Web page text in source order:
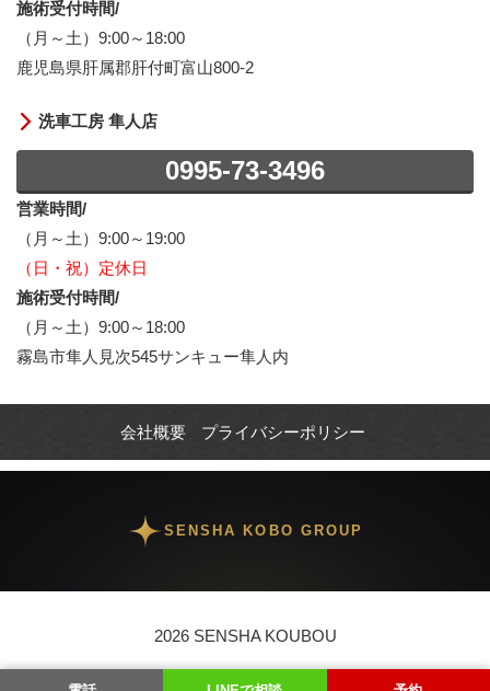
施術受付時間/
（月～土）9:00～18:00
鹿児島県肝属郡肝付町富山800-2
洗車工房 隼人店
0995-73-3496
営業時間/
（月～土）9:00～19:00
（日・祝）定休日
施術受付時間/
（月～土）9:00～18:00
霧島市隼人見次545サンキュー隼人内
会社概要 プライバシーポリシー
SENSHA KOBO GROUP
2026 SENSHA KOUBOU